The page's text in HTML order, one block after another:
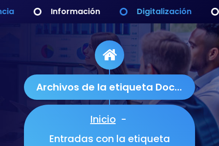
alDatos Acceso Transparencia
Archivos de la etiqueta Documentos
Inicio-
Entradas con la etiqueta